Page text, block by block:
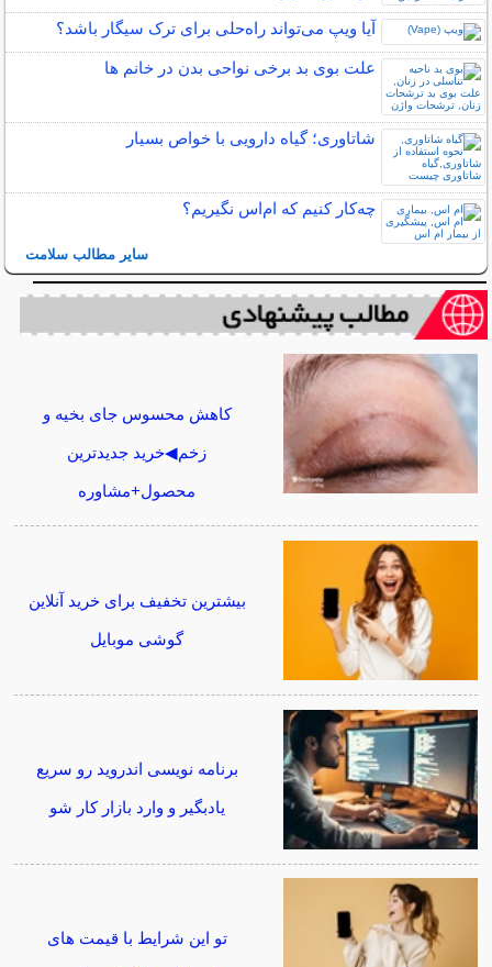
آیا ویپ می‌تواند راه‌حلی برای ترک سیگار باشد؟
علت بوی بد برخی نواحی بدن در خانم ها
شاتاوری؛ گیاه دارویی با خواص بسیار
چه‌كار كنيم كه ام‌اس نگيريم؟
سایر مطالب سلامت
کاهش محسوس جای بخیه و
زخم◀خرید جدیدترین
محصول+مشاوره
بیشترین تخفیف برای خرید آنلاین
گوشی موبایل
برنامه نویسی اندروید رو سریع
یادبگیر و وارد بازار کار شو
تو این شرایط با قیمت های